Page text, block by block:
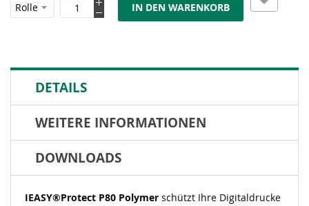
IN DEN WARENKORB
DETAILS
WEITERE INFORMATIONEN
DOWNLOADS
IEASY®Protect P80 Polymer schützt Ihre Digitaldrucke